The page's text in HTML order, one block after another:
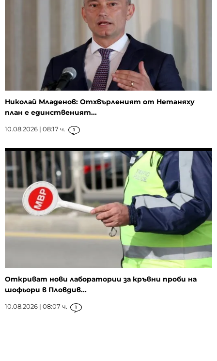
Николай Младенов: Отхвърленият от Нетаняху
план е единственият...
10.08.2026 | 08:17 ч. 1
Откриват нови лаборатории за кръвни проби на
шофьори в Пловдив...
10.08.2026 | 08:07 ч. 1